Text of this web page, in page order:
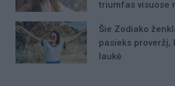
triumfas visuose
Šie Zodiako
pasieks proveržį,
laukė